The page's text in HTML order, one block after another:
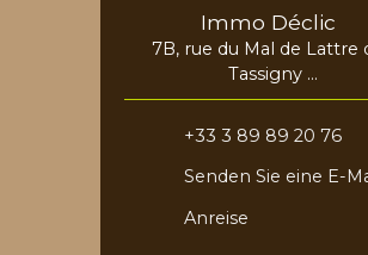
Immo Déclic
7B, rue du Mal de Lattre
Tassigny
68730 Blotzheim
+33 3 89 89 20 76
Senden Sie eine E-
Anreise